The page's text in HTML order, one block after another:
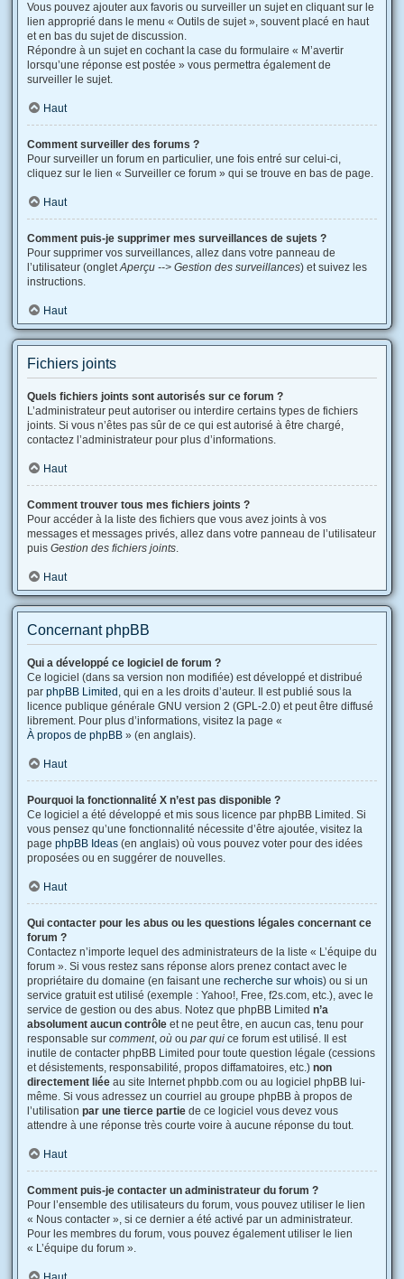
Vous pouvez ajouter aux favoris ou surveiller un sujet en cliquant sur le
lien approprié dans le menu « Outils de sujet », souvent placé en haut
et en bas du sujet de discussion.
Répondre à un sujet en cochant la case du formulaire « M’avertir
lorsqu’une réponse est postée » vous permettra également de
surveiller le sujet.
Haut
Comment surveiller des forums ?
Pour surveiller un forum en particulier, une fois entré sur celui-ci,
cliquez sur le lien « Surveiller ce forum » qui se trouve en bas de page.
Haut
Comment puis-je supprimer mes surveillances de sujets ?
Pour supprimer vos surveillances, allez dans votre panneau de
l’utilisateur (ongletAperçu --> Gestion des surveillances) et suivez les
instructions.
Haut
Fichiers joints
Quels fichiers joints sont autorisés sur ce forum ?
L’administrateur peut autoriser ou interdire certains types de fichiers
joints. Si vous n’êtes pas sûr de ce qui est autorisé à être chargé,
contactez l’administrateur pour plus d’informations.
Haut
Comment trouver tous mes fichiers joints ?
Pour accéder à la liste des fichiers que vous avez joints à vos
messages et messages privés, allez dans votre panneau de l’utilisateur
puis Gestion des fichiers joints.
Haut
Concernant phpBB
Qui a développé ce logiciel de forum ?
Ce logiciel (dans sa version non modifiée) est développé et distribué
par phpBB Limited , qui en a les droits d’auteur. Il est publié sous la
licence publique générale GNU version 2 (GPL-2.0) et peut être diffusé
librement. Pour plus d’informations, visitez la page «
À propos de phpBB » (en anglais).
Haut
Pourquoi la fonctionnalité X n’est pas disponible ?
Ce logiciel a été développé et mis sous licence par phpBB Limited. Si
vous pensez qu’une fonctionnalité nécessite d’être ajoutée, visitez la
page phpBB Ideas (en anglais) où vous pouvez voter pour des idées
proposées ou en suggérer de nouvelles.
Haut
Qui contacter pour les abus ou les questions légales concernant ce
forum ?
Contactez n’importe lequel des administrateurs de la liste « L’équipe du
forum ». Si vous restez sans réponse alors prenez contact avec le
propriétaire du domaine (en faisant une recherche sur whois) ou si un
service gratuit est utilisé (exemple : Yahoo!, Free, f2s.com, etc.), avec le
service de gestion ou des abus. Notez que phpBB Limited n’a
absolument aucun contrôle et ne peut être, en aucun cas, tenu pour
responsable sur comment, où ou par qui ce forum est utilisé. Il est
inutile de contacter phpBB Limited pour toute question légale (cessions
et désistements, responsabilité, propos diffamatoires, etc.) non
directement liée au site Internet phpbb.com ou au logiciel phpBB lui-
même. Si vous adressez un courriel au groupe phpBB à propos de
l’utilisation par une tierce partie de ce logiciel vous devez vous
attendre à une réponse très courte voire à aucune réponse du tout.
Haut
Comment puis-je contacter un administrateur du forum ?
Pour l’ensemble des utilisateurs du forum, vous pouvez utiliser le lien
« Nous contacter », si ce dernier a été activé par un administrateur.
Pour les membres du forum, vous pouvez également utiliser le lien
« L’équipe du forum ».